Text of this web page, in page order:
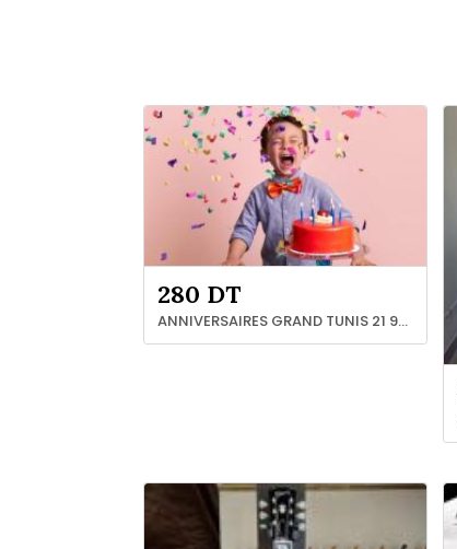
280 DT
ANNIVERSAIRES GRAND TUNIS 21 94 12 66